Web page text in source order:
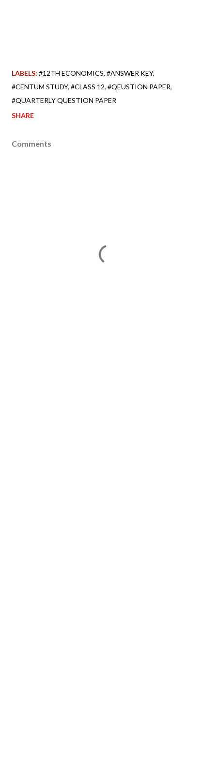
LABELS: #12TH ECONOMICS #ANSWER KEY
#CENTUM STUDY #CLASS 12 #QEUSTION PAPER
#QUARTERLY QUESTION PAPER
SHARE
Comments